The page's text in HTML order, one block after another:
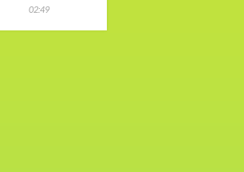
02:49